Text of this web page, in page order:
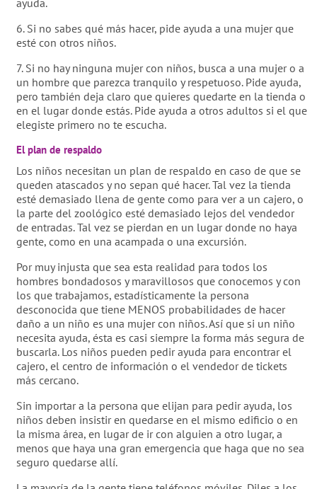
ayuda.
6. Si no sabes qué más hacer, pide ayuda a una mujer que
esté con otros niños.
7. Si no hay ninguna mujer con niños, busca a una mujer o a
un hombre que parezca tranquilo y respetuoso. Pide ayuda,
pero también deja claro que quieres quedarte en la tienda o
en el lugar donde estás. Pide ayuda a otros adultos si el que
elegiste primero no te escucha.
El plan de respaldo
Los niños necesitan un plan de respaldo en caso de que se
queden atascados y no sepan qué hacer. Tal vez la tienda
esté demasiado llena de gente como para ver a un cajero, o
la parte del zoológico esté demasiado lejos del vendedor
de entradas. Tal vez se pierdan en un lugar donde no haya
gente, como en una acampada o una excursión.
Por muy injusta que sea esta realidad para todos los
hombres bondadosos y maravillosos que conocemos y con
los que trabajamos, estadísticamente la persona
desconocida que tiene MENOS probabilidades de hacer
daño a un niño es una mujer con niños. Así que si un niño
necesita ayuda, ésta es casi siempre la forma más segura de
buscarla. Los niños pueden pedir ayuda para encontrar el
cajero, el centro de información o el vendedor de tickets
más cercano.
Sin importar a la persona que elijan para pedir ayuda, los
niños deben insistir en quedarse en el mismo edificio o en
la misma área, en lugar de ir con alguien a otro lugar, a
menos que haya una gran emergencia que haga que no sea
seguro quedarse allí.